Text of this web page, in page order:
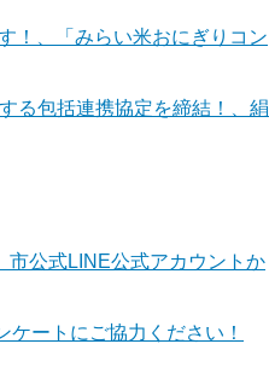
！、「みらい米おにぎりコン
る包括連携協定を締結！、絹
市公式LINE公式アカウントか
ートにご協力ください！